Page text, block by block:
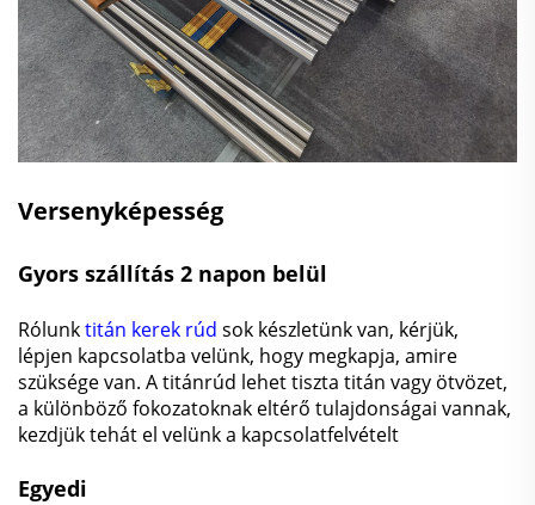
Versenyképesség
Gyors szállítás 2 napon belül
Rólunktitán kerek rúd sok készletünk van, kérjük,
lépjen kapcsolatba velünk, hogy megkapja, amire
szüksége van. A titánrúd lehet tiszta titán vagy ötvözet,
a különböző fokozatoknak eltérő tulajdonságai vannak,
kezdjük tehát el velünk a kapcsolatfelvételt
Egyedi